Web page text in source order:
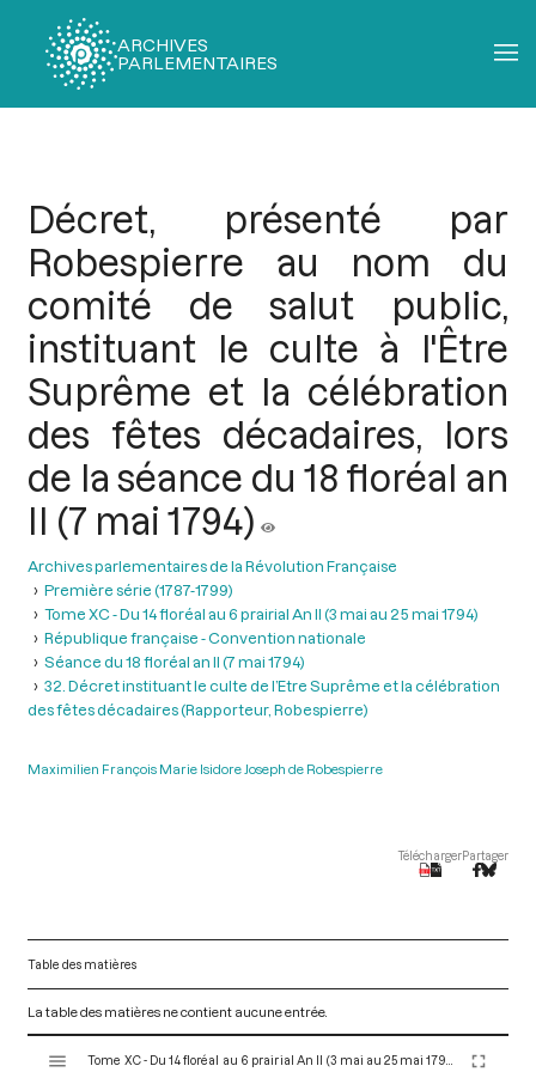
ARCHIVES
PARLEMENTAIRES
Décret, présenté par
Robespierre au nom du
comité de salut public,
instituant le culte à l'Être
Suprême et la célébration
des fêtes décadaires, lors
de la séance du 18 floréal an
II (7 mai 1794)
Archives parlementaires de la Révolution Française
Première série (1787-1799)
Tome XC - Du 14 floréal au 6 prairial An II (3 mai au 25 mai 1794)
République française - Convention nationale
Séance du 18 floréal an II (7 mai 1794)
32. Décret instituant le culte de l’Etre Suprême et la célébration
des fêtes décadaires (Rapporteur, Robespierre)
Maximilien François Marie Isidore Joseph de Robespierre
TéléchargerPartager
Table des matières
La table des matières ne contient aucune entrée.